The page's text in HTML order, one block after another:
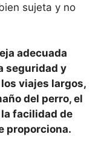
sujeta y no
adecuada
seguridad y
viajes largos,
del perro, el
facilidad de
proporciona.